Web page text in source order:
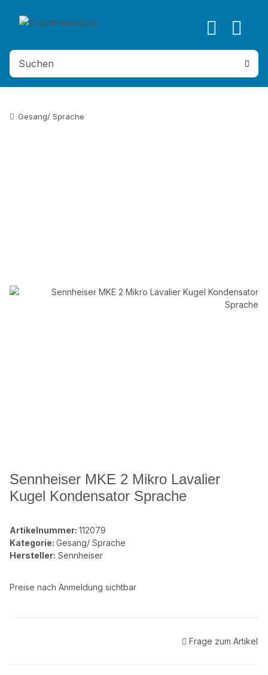
Gesang/ Sprache
Sennheiser MKE 2 Mikro Lavalier
Kugel Kondensator Sprache
Artikelnummer: 112079
Kategorie: Gesang/ Sprache
Hersteller: Sennheiser
Preise nach Anmeldung sichtbar
Frage zum Artikel